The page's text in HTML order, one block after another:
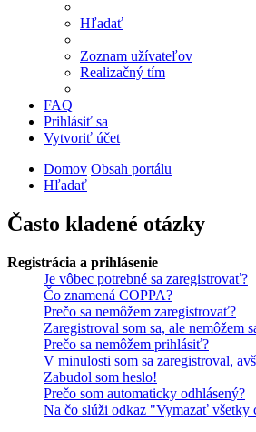
Hľadať
Zoznam užívateľov
Realizačný tím
FAQ
Prihlásiť sa
Vytvoriť účet
Domov Obsah portálu
Hľadať
Často kladené otázky
Registrácia a prihlásenie
Je vôbec potrebné sa zaregistrovať?
Čo znamená COPPA?
Prečo sa nemôžem zaregistrovať?
Zaregistroval som sa, ale nemôžem
Prečo sa nemôžem prihlásiť?
V minulosti som sa zaregistroval,
Zabudol som heslo!
Prečo som automaticky odhlásený?
Na čo slúži odkaz "Vymazať všetky